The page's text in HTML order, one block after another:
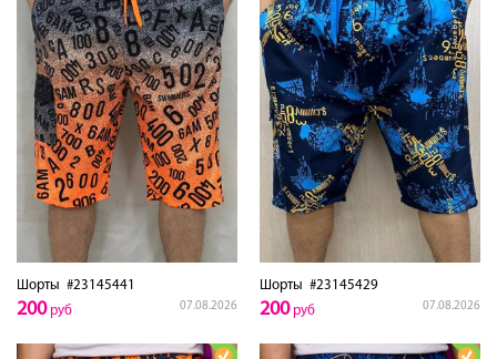
Шорты #23145441
07.08.2026
200руб
Шорты #23145429
07.08.2026
200руб